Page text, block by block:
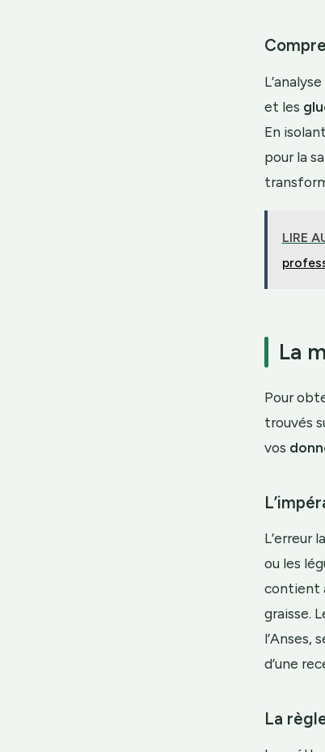
et les
En
pour la
LIRE
La
Pour
trouvés
vos
L’erreur
ou les
contient
graisse.
l’Anses,
d’une
La